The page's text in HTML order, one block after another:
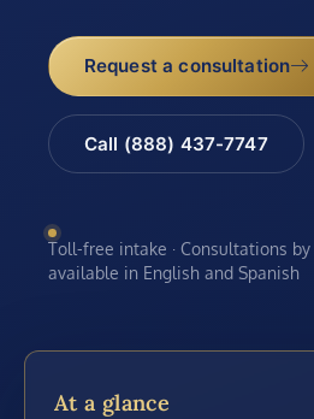
Request a consultation
Call (888) 437-7747
Toll-free intake · Consultations
available in English and Spanish
At a glance